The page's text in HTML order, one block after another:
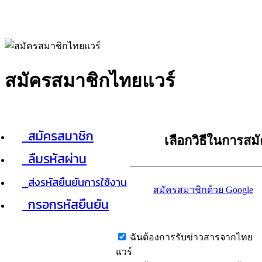
สมัครสมาชิกไทยแวร์
สมัครสมาชิก
ลืมรหัสผ่าน
ส่งรหัสยืนยันการใช้งาน
กรอกรหัสยืนยัน
เลือกวิธีในการส
สมัครสมาชิกด้วย Google
ฉันต้องการรับข่าวสารจากไทย
แวร์